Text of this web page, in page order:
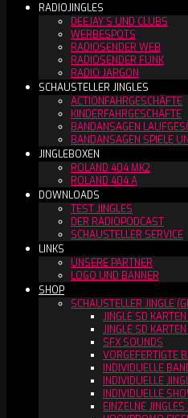
RADIOJINGLES
DEEJAY´S UND CLUBS
WERBESPOTS
RADIOSENDER WEB
RADIOSENDER FUNK
RADIO JARGON
SCHAUSTELLER JINGLES
ACTIONFAHRGESCHÄFTE
KINDERFAHRGESCHÄFTE
BANDANSAGEN
BANDANSAGEN SPIELE
JINGLEBOXEN
ROLAND 404 MK2
ROLAND 404 A
DOWNLOADS
TEST JINGLES
DER RADIOPODCAST
SCHAUSTELLER SERVICE
LINKS
UNSERE PARTNER
LOGO UND BANNER
SHOP
SCHAUSTELLER JINGLE
JINGLE SD
JINGLE SD
SFX SOUNDS
VORGEFERTIGTE
INDIVIDUELLE
INDIVIDUELLE
INDIVIDUELLE
EINZELNE